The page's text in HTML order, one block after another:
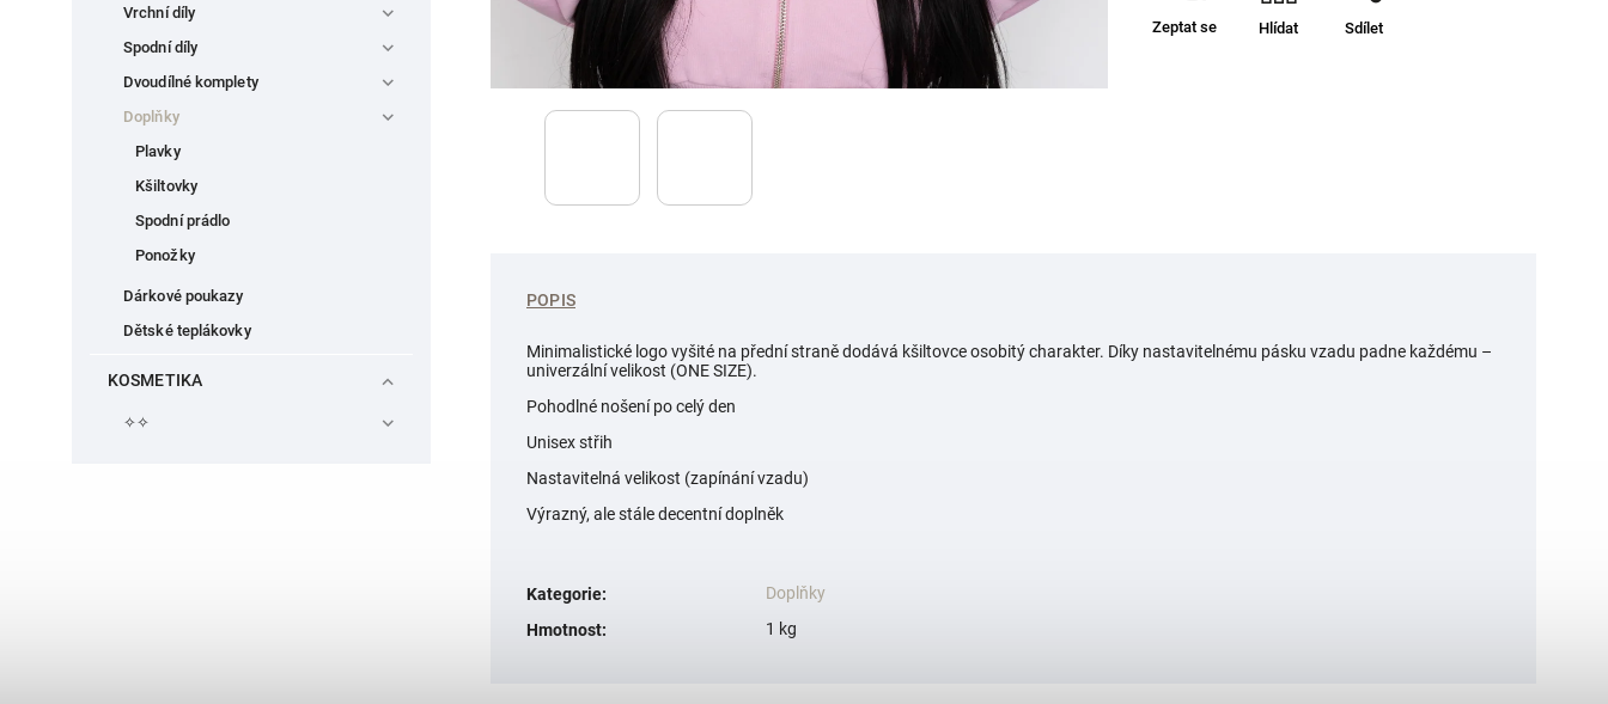
Vrchní díly
Spodní díly
Dvoudílné komplety
Doplňky
Plavky
Kšiltovky
Spodní prádlo
Ponožky
Dárkové poukazy
Dětské teplákovky
KOSMETIKA
✧✧
Zeptat se Hlídat Sdílet
POPIS
Minimalistické logo vyšité na přední straně dodává kšiltovce osobitý charakter. Díky nastavitelnému pásku vzadu padne každému –
univerzální velikost (ONE SIZE).
Pohodlné nošení po celý den
Unisex střih
Nastavitelná velikost (zapínání vzadu)
Výrazný, ale stále decentní doplněk
Kategorie:
Doplňky
Hmotnost: 1 kg